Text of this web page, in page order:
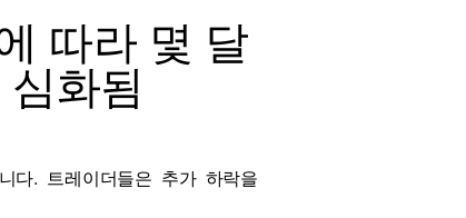
따라 몇 달
화됨
다. 트레이더들은 추가 하락을